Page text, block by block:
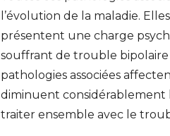
l’évolution de la maladie.
présentent une charge
souffrant de trouble
pathologies associées
diminuent considérablement
traiter ensemble avec le